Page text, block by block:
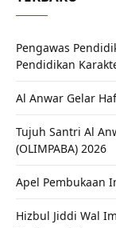
Pengawas
Pendidikan
Al Anwar Gelar
Tujuh Santri Al
(OLIMPABA) 2026
Apel Pembukaan
Hizbul Jiddi Wal